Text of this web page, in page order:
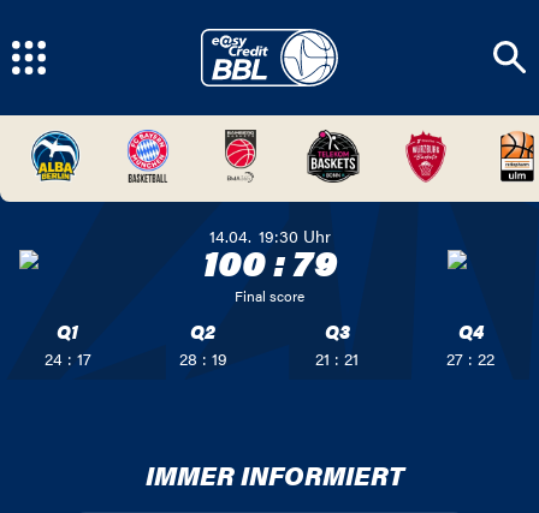
14.04. 19:30 Uhr
100:79
Final score
Q1
24 : 17
Q2
28 : 19
Q3
21 : 21
Q4
27 : 22
IMMER INFORMIERT